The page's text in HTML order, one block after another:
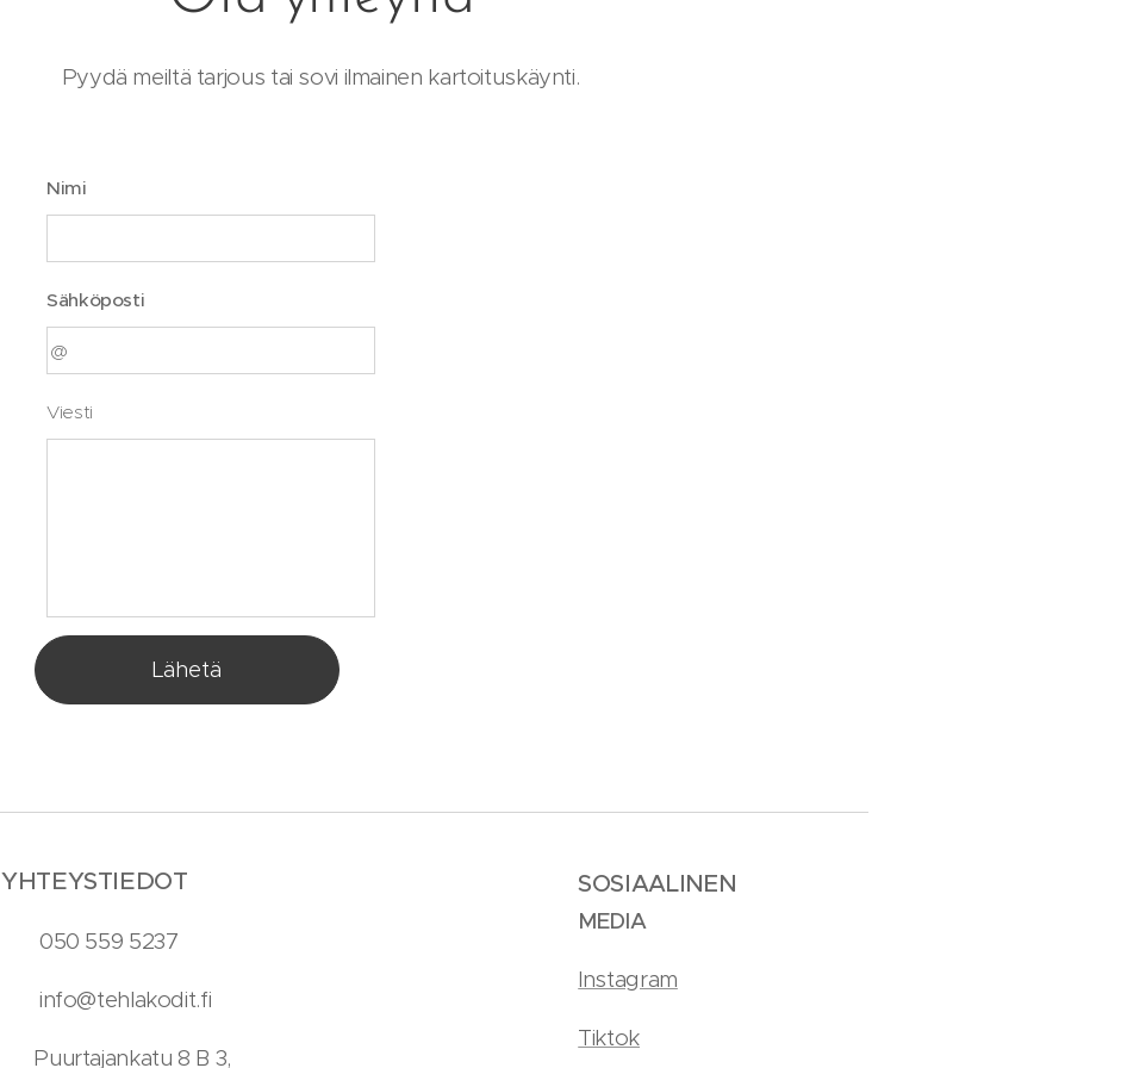
Pyydä meiltä tarjous tai sovi ilmainen kartoituskäynti.
Nimi
Sähköposti
Viesti
Lähetä
YHTEYSTIEDOT
📞 050 559 5237
✉️ info@tehlakodit.fi
📍 Puurtajankatu 8 B 3,
SOSIAALINEN
MEDIA
Instagram
Tiktok